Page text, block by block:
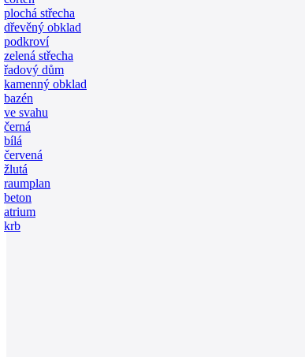
plochá střecha
dřevěný obklad
podkroví
zelená střecha
řadový dům
kamenný obklad
bazén
ve svahu
černá
bílá
červená
žlutá
raumplan
beton
atrium
krb